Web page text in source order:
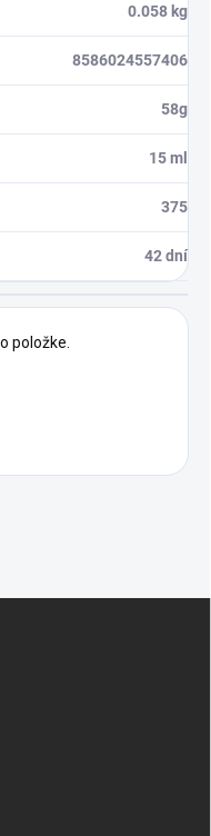
0.058 kg
8586024557406
58g
15 ml
375
42 dní
položke.